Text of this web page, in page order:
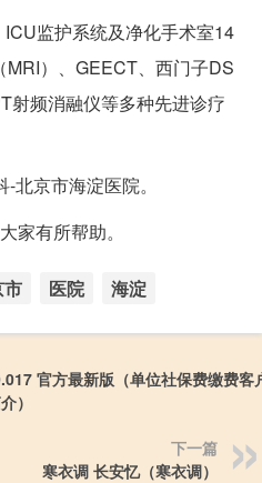
监护系统及净化手术室14
）、GEECT、西门子DS
射频消融仪等多种先进诊疗
北京市海淀医院。
家有所帮助。
市 医院 海淀
官方最新版（单位社保费缴费客
）
下一篇
寒衣调 长安忆（寒衣调）